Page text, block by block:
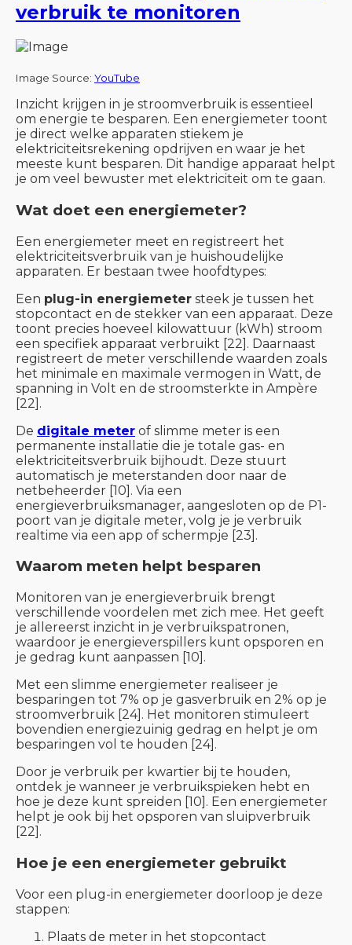
verbruik te monitoren
Image Source: YouTube
Inzicht krijgen in je stroomverbruik is essentieel
om energie te besparen. Een energiemeter toont
je direct welke apparaten stiekem je
elektriciteitsrekening opdrijven en waar je het
meeste kunt besparen. Dit handige apparaat helpt
je om veel bewuster met elektriciteit om te gaan.
Wat doet een energiemeter?
Een energiemeter meet en registreert het
elektriciteitsverbruik van je huishoudelijke
apparaten. Er bestaan twee hoofdtypes:
Een plug-in energiemeter steek je tussen het
stopcontact en de stekker van een apparaat. Deze
toont precies hoeveel kilowattuur (kWh) stroom
een specifiek apparaat verbruikt [22]. Daarnaast
registreert de meter verschillende waarden zoals
het minimale en maximale vermogen in Watt, de
spanning in Volt en de stroomsterkte in Ampère
[22].
De digitale meter of slimme meter is een
permanente installatie die je totale gas- en
elektriciteitsverbruik bijhoudt. Deze stuurt
automatisch je meterstanden door naar de
netbeheerder [10]. Via een
energieverbruiksmanager, aangesloten op de P1-
poort van je digitale meter, volg je je verbruik
realtime via een app of schermpje [23].
Waarom meten helpt besparen
Monitoren van je energieverbruik brengt
verschillende voordelen met zich mee. Het geeft
je allereerst inzicht in je verbruikspatronen,
waardoor je energieverspillers kunt opsporen en
je gedrag kunt aanpassen [10].
Met een slimme energiemeter realiseer je
besparingen tot 7% op je gasverbruik en 2% op je
stroomverbruik [24]. Het monitoren stimuleert
bovendien energiezuinig gedrag en helpt je om
besparingen vol te houden [24].
Door je verbruik per kwartier bij te houden,
ontdek je wanneer je verbruikspieken hebt en
hoe je deze kunt spreiden [10]. Een energiemeter
helpt je ook bij het opsporen van sluipverbruik
[22].
Hoe je een energiemeter gebruikt
Voor een plug-in energiemeter doorloop je deze
stappen:
Plaats de meter in het stopcontact